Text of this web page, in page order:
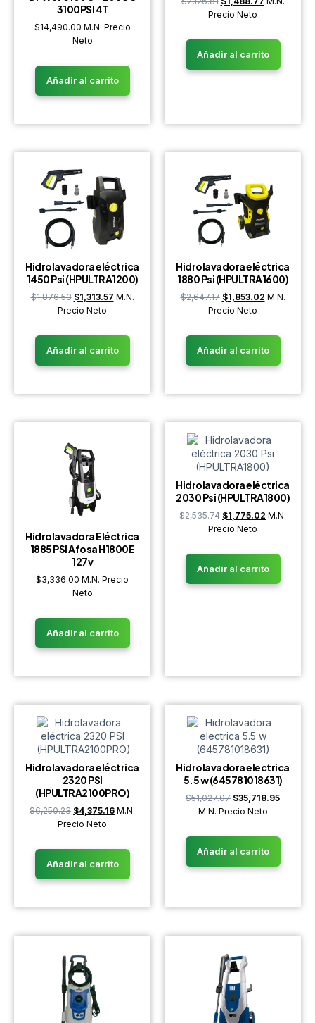
3100PSI 4T
$14,490.00 M.N. Precio
Neto
Añadir al carrito
Precio Neto
Añadir al carrito
Hidrolavadora eléctrica
1450 Psi (HPULTRA1200)
$1,876.53 $1,313.57 M.N.
Precio Neto
Añadir al carrito
Hidrolavadora eléctrica
1880 Psi (HPULTRA1600)
$2,647.17 $1,853.02 M.N.
Precio Neto
Añadir al carrito
Hidrolavadora Eléctrica
1885 PSI Afosa H1800E
127v
$3,336.00 M.N. Precio
Neto
Añadir al carrito
Hidrolavadora eléctrica
2030 Psi (HPULTRA1800)
$2,535.74 $1,775.02 M.N.
Precio Neto
Añadir al carrito
Hidrolavadora eléctrica
2320 PSI
(HPULTRA2100PRO)
$6,250.23 $4,375.16 M.N.
Precio Neto
Añadir al carrito
Hidrolavadora electrica
5.5 w (645781018631)
$51,027.07 $35,718.95
M.N. Precio Neto
Añadir al carrito